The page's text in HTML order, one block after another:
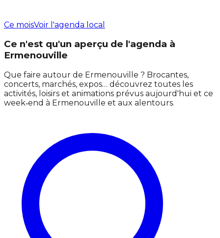
Ce moisVoir l'agenda local
Ce n'est qu'un aperçu de l'agenda à
Ermenouville
Que faire autour de Ermenouville ? Brocantes,
concerts, marchés, expos… découvrez toutes les
activités, loisirs et animations prévus aujourd'hui et ce
week‑end à Ermenouville et aux alentours.